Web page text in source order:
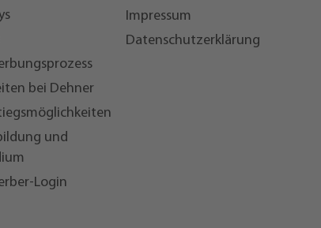
bei Dehner
und
Login
Impressum
Datenschutzerklärung